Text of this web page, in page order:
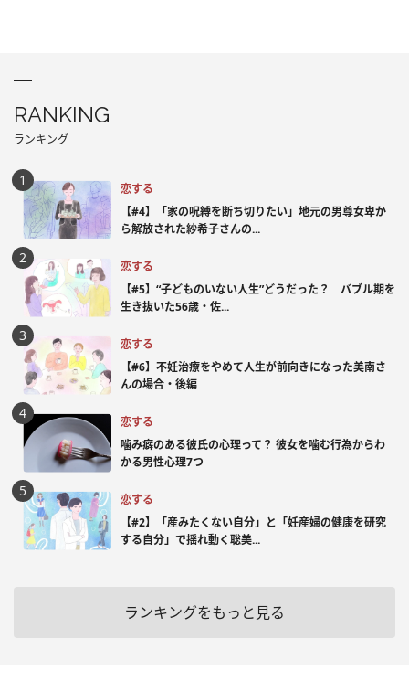
RANKING
ランキング
恋する
【#4】「家の呪縛を断ち切りたい」地元の男尊女卑か
ら解放された紗希子さんの...
恋する
【#5】“子どものいない人生”どうだった？ バブル期を
生き抜いた56歳・佐...
恋する
【#6】不妊治療をやめて人生が前向きになった美南さ
んの場合・後編
恋する
噛み癖のある彼氏の心理って？ 彼女を噛む行為からわ
かる男性心理7つ
恋する
【#2】「産みたくない自分」と「妊産婦の健康を研究
する自分」で揺れ動く聡美...
ランキングをもっと見る